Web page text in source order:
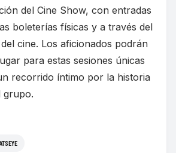
del Cine Show, con entradas
boleterías físicas y a través del
cine. Los aficionados podrán
para estas sesiones únicas
recorrido íntimo por la historia
grupo.